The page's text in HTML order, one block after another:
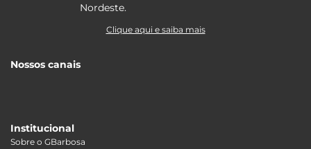
Nordeste.
Clique aqui e saiba mais
Nossos canais
Institucional
Sobre o GBarbosa